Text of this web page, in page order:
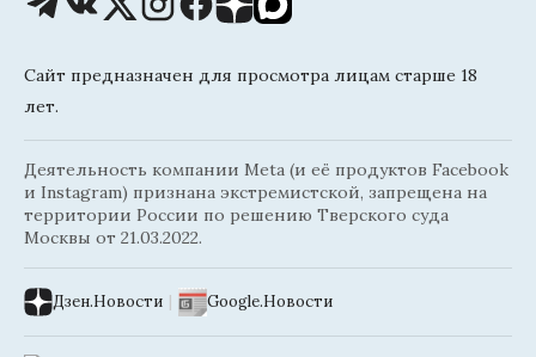
Сайт предназначен для просмотра лицам старше 18
лет.
Деятельность компании Meta (и её продуктов Facebook
и Instagram) признана экстремистской, запрещена на
территории России по решению Тверского суда
Москвы от 21.03.2022.
Дзен.Новости | Google.Новости